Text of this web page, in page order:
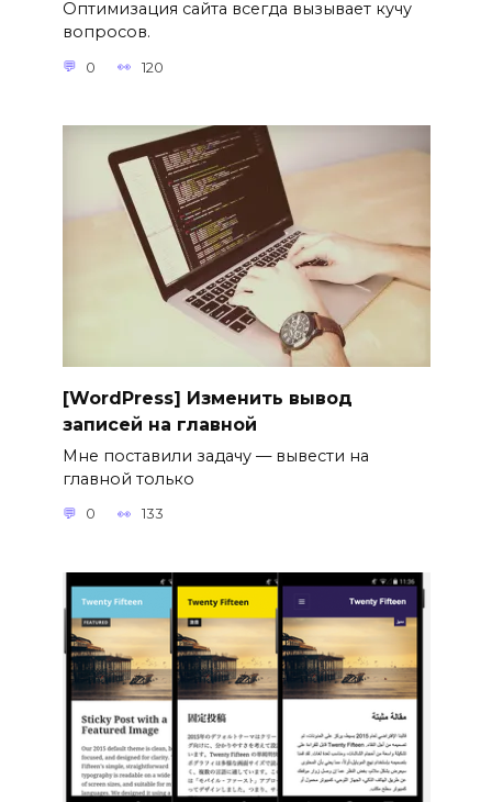
Оптимизация сайта всегда вызывает кучу
вопросов.
0 120
[WordPress] Изменить вывод
записей на главной
Мне поставили задачу — вывести на
главной только
0 133